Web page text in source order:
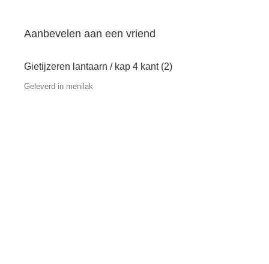
Aanbevelen aan een vriend
Gietijzeren lantaarn / kap 4 kant (2)
Geleverd in menilak